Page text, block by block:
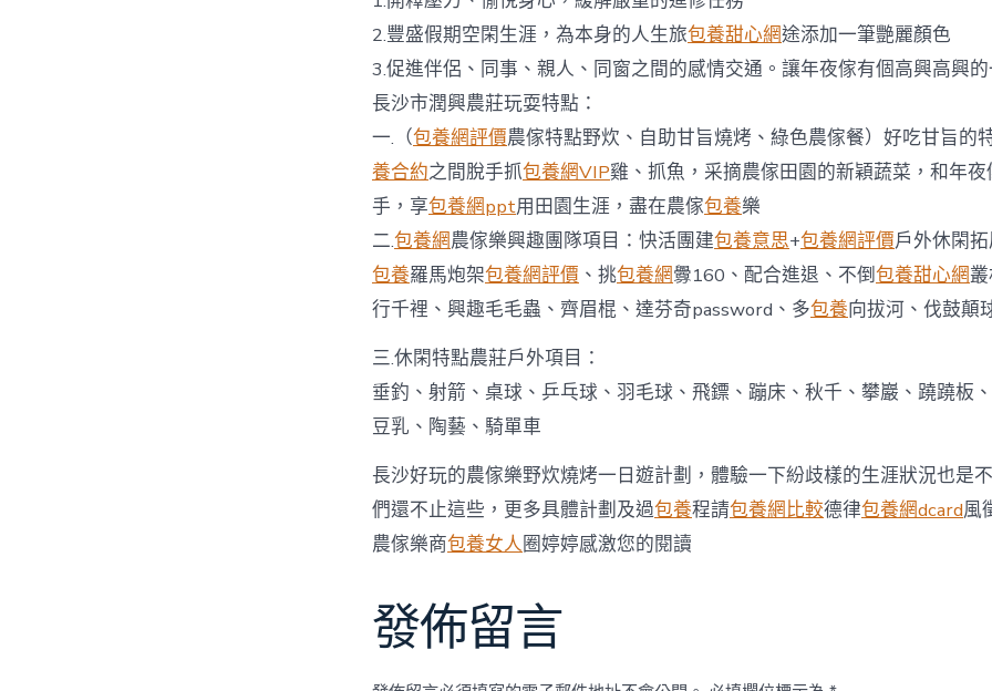
貝
包
網
樂
野
烤
一
日
遊
中
2.豐盛假期空閑生涯，為本身的人生旅包養甜心網途添加一筆艷麗顏色
3.促進伴侶、同事、親人、同窗之間的感情交通。讓年夜傢有個高興高興
長沙市潤興農莊玩耍特點：
一.（包養網評價農傢特點野炊、自助甘旨燒烤、綠色農傢餐）好吃甘旨的
養合約之間脫手抓包養網VIP雞、抓魚，采摘農傢田園的新穎蔬菜，和年
手，享包養網ppt用田園生涯，盡在農傢包養樂
二.包養網農傢樂興趣團隊項目：快活團建包養意思+包養網評價戶外休閑
包養羅馬炮架包養網評價 、挑包養網釁160、配合進退、不倒包養甜心網
行千裡、興趣毛毛蟲、齊眉棍、達芬奇password、多包養向拔河、伐鼓顛
三.休閑特點農莊戶外項目：
垂釣、射箭、桌球、乒乓球、羽毛球、飛鏢、蹦床、秋千、攀巖、蹺蹺板
豆乳、陶藝、騎單車
長沙好玩的農傢樂野炊燒烤一日遊計劃，體驗一下紛歧樣的生涯狀況也是
們還不止這些，更多具體計劃及過包養程請包養網比較德律包養網dcard風
農傢樂商包養女人圈婷婷感激您的閱讀
發佈留言